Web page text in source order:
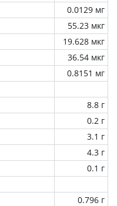
0.0129 мг
55.23 мкг
19.628 мкг
36.54 мкг
0.8151 мг
8.8 г
0.2 г
3.1 г
4.3 г
0.1 г
0.796 г